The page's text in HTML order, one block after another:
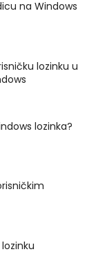
na Windows
lozinku u
lozinka?